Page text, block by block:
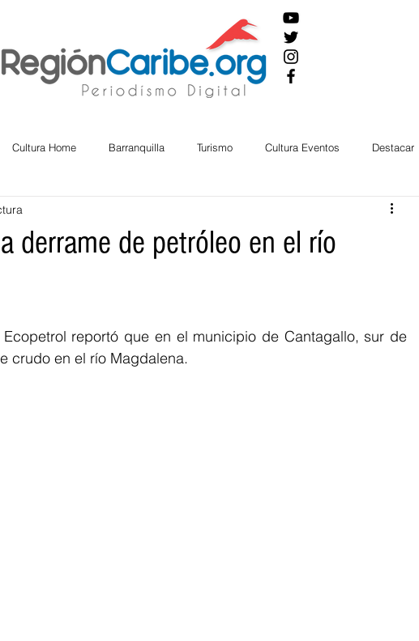
Cultura Home Barranquilla Turismo Cultura Eventos Destacar
AMBIENTAL AFRO
derrame de petróleo en el río
reportó que en el municipio de Cantagallo, sur de
crudo en el río Magdalena.